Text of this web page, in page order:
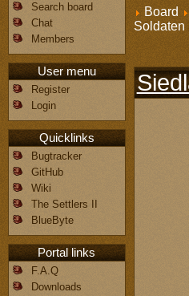
Board
Soldaten
Search board
Chat
Members
User menu
Register
Login
Quicklinks
Bugtracker
GitHub
Wiki
The Settlers II
BlueByte
Portal links
F.A.Q
Downloads